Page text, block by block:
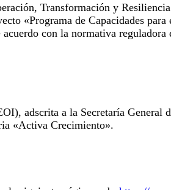
Transformación y
«Programa de Capacidades
con la normativa
adscrita a la Secretaría
«Activa Crecimiento».